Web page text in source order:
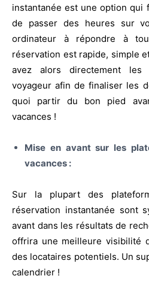
instantanée est une option qui
de passer des heures sur
ordinateur à répondre à
réservation est rapide, simple
avez alors directement les
voyageur afin de finaliser les
quoi partir du bon pied
vacances !
Mise en avant sur les
vacances :
Sur la plupart des
réservation instantanée sont
avant dans les résultats de
offrira une meilleure visibilité
des locataires potentiels. Un
calendrier !